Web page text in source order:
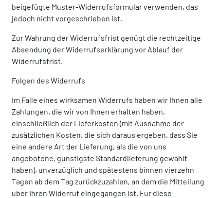
beigefügte Muster-Widerrufsformular verwenden, das
jedoch nicht vorgeschrieben ist.
Zur Wahrung der Widerrufsfrist genügt die rechtzeitige
Absendung der Widerrufserklärung vor Ablauf der
Widerrufsfrist.
Folgen des Widerrufs
Im Falle eines wirksamen Widerrufs haben wir Ihnen alle
Zahlungen, die wir von Ihnen erhalten haben,
einschließlich der Lieferkosten (mit Ausnahme der
zusätzlichen Kosten, die sich daraus ergeben, dass Sie
eine andere Art der Lieferung, als die von uns
angebotene, günstigste Standardlieferung gewählt
haben), unverzüglich und spätestens binnen vierzehn
Tagen ab dem Tag zurückzuzahlen, an dem die Mitteilung
über Ihren Widerruf eingegangen ist. Für diese